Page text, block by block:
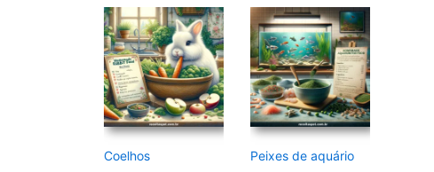
Coelhos
Peixes de aquário